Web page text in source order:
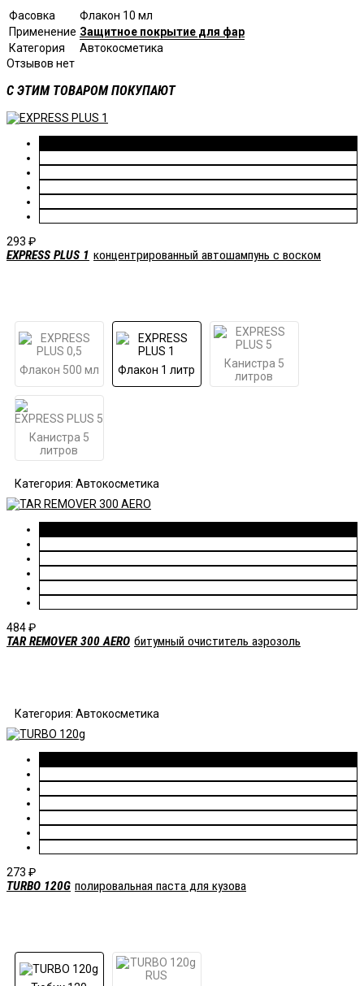
Фасовка
Флакон 10 мл
Применение Защитное покрытие для фар
Категория
Автокосметика
Отзывов нет
C ЭТИМ ТОВАРОМ ПОКУПАЮТ
293 ₽
EXPRESS PLUS 1 концентрированный автошампунь с воском
Флакон 500 мл Флакон 1 литр
Канистра 5
литров
Канистра 5
литров
Категория: Автокосметика
484₽
TAR REMOVER 300 AERO битумный очиститель аэрозоль
Категория: Автокосметика
273 ₽
TURBO 120G полировальная паста для кузова